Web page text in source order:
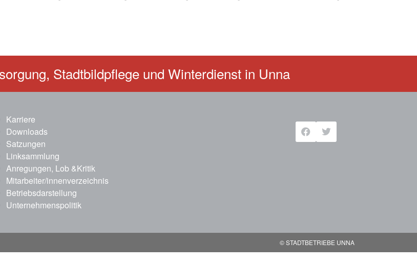
Stadtbildpflege und Winterdienst in Unna
Karriere
Downloads
Satzungen
Linksammlung
Anregungen, Lob &Kritik
Mitarbeiter/innenverzeichnis
Betriebsdarstellung
Unternehmenspolitik
© STADTBETRIEBE UNNA